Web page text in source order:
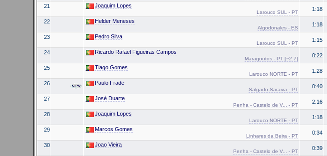
21 Joaquim Lopes
Larouco SUL - PT
1:18
22 Helder Meneses
Algodonales - ES
1:18
23 Pedro Silva
Larouco SUL - PT
1:15
24 Ricardo Rafael Figueiras Campos
Maragoutos - PT [~2.7]
0:22
25 Tiago Gomes
Larouco NORTE - PT
1:28
26 Paulo Frade
Salgado Saraiva - PT
0:40
27 José Duarte
Penha - Castelo de V... - PT
2:16
28 Joaquim Lopes
Larouco NORTE - PT
1:18
29 Marcos Gomes
Linhares da Beira - PT
0:34
30 Joao Vieira
Penha - Castelo de V... - PT
0:39